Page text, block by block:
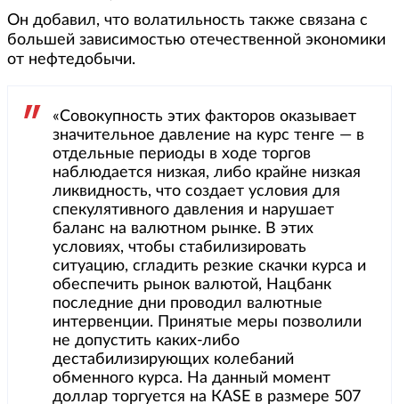
Он добавил, что волатильность также связана с
большей зависимостью отечественной экономики
от нефтедобычи.
«Совокупность этих факторов оказывает
значительное давление на курс тенге — в
отдельные периоды в ходе торгов
наблюдается низкая, либо крайне низкая
ликвидность, что создает условия для
спекулятивного давления и нарушает
баланс на валютном рынке. В этих
условиях, чтобы стабилизировать
ситуацию, сгладить резкие скачки курса и
обеспечить рынок валютой, Нацбанк
последние дни проводил валютные
интервенции. Принятые меры позволили
не допустить каких-либо
дестабилизирующих колебаний
обменного курса. На данный момент
доллар торгуется на КАSЕ в размере 507